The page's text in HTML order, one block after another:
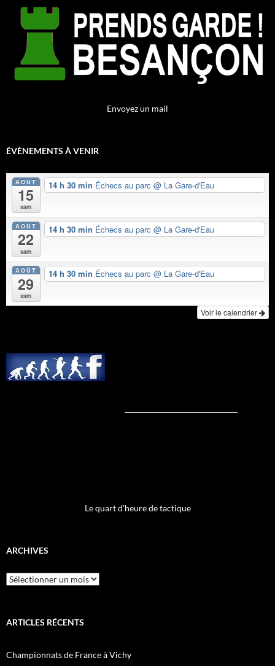
Envoyez un mail
ÉVÈNEMENTS À VENIR
AOÛT
15
sam
14 h 30 min Échecs au parc @ La Gare-d'Eau
AOÛT
22
sam
14 h 30 min Échecs au parc @ La Gare-d'Eau
AOÛT
29
sam
14 h 30 min Échecs au parc @ La Gare-d'Eau
Voir le calendrier
Le quart d'heure de tactique
ARCHIVES
Archives
ARTICLES RÉCENTS
Championnats de France à Vichy